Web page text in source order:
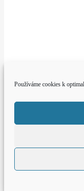
Používáme cookies k